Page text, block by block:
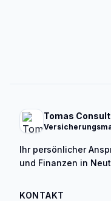
Tomas
Ihr persönlicher
und Finanzen in
KONTAKT